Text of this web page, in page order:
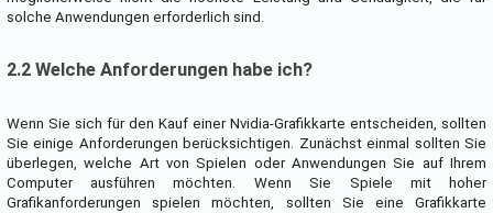
solche Anwendungen erforderlich sind.
2.2 Welche Anforderungen habe ich?
Wenn Sie sich für den Kauf einer Nvidia-Grafikkarte entscheiden, sollten
Sie einige Anforderungen berücksichtigen. Zunächst einmal sollten Sie
überlegen, welche Art von Spielen oder Anwendungen Sie auf Ihrem
Computer ausführen möchten. Wenn Sie Spiele mit hoher
Grafikanforderungen spielen möchten, sollten Sie eine Grafikkarte